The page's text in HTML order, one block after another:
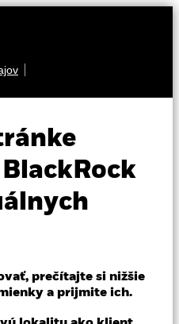
prečítajte si nižšie
a prijmite ich.
Global
Forestry
za 1 deň k 07-aug-26